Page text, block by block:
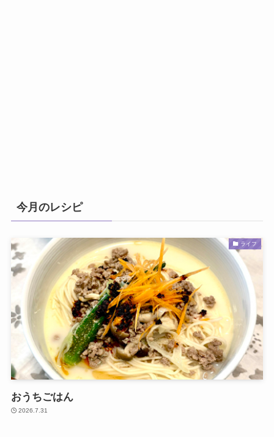
今月のレシピ
ライフ
おうちごはん
2026.7.31